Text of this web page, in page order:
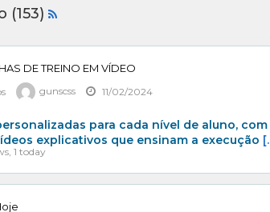
DE TREINO EM VÍDEO
gunscss 11/02/2024
para cada nível de aluno,
explicativos que ensinam a execução
1 today